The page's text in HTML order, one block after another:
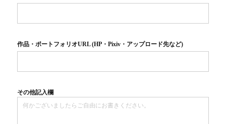
作品・ポートフォリオURL (HP・Pixiv・アップロード先など)
その他記入欄